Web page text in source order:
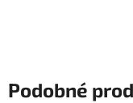
Podobné